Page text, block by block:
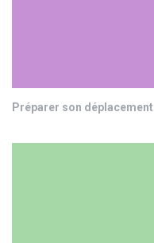
Préparer son déplacement